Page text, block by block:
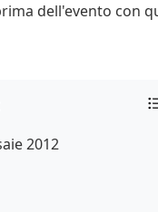
dell'evento con
2012